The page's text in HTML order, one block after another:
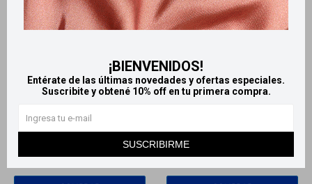
¡BIENVENIDOS!
Entérate de las últimas novedades y ofertas especiales.
Suscribite y obtené 10% off en tu primera compra.
SUSCRIBIRME
Llega HOY LlegaHOY
pestañas hipoalergénico
420